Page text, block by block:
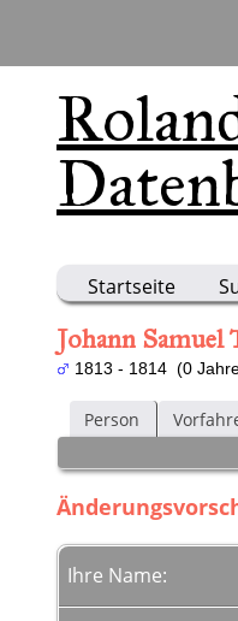
Startseite
Johann
1813 - 1814 (0
Person
Ihre Name: